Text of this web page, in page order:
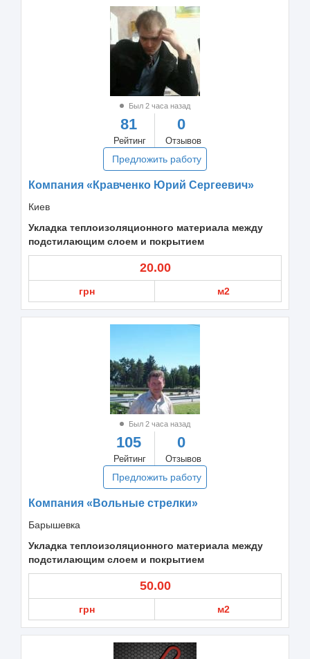
Был 2 часа назад
81
Рейтинг
0
Отзывов
Предложить работу
Компания «Кравченко Юрий Сергеевич»
Киев
Укладка теплоизоляционного материала между
подстилающим слоем и покрытием
20.00
грн м2
Был 2 часа назад
105
Рейтинг
0
Отзывов
Предложить работу
Компания «Вольные стрелки»
Барышевка
Укладка теплоизоляционного материала между
подстилающим слоем и покрытием
50.00
грн м2